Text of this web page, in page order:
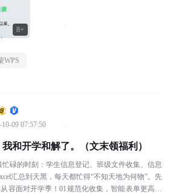
8+
WPS
10-09 07:57:50
和开学和解了。（文末领福利）
碌的时刻：学生信息登记、班级文件收集、信息
汇总到天黑，每天都忙得“不知天地为何物”。先
容面对开学季！01规范化收集，智能表单更高效